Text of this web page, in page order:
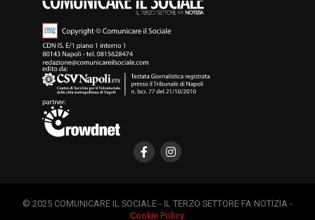
© 2025 COMUNICARE IL SOCIALE - IL TERZO SETTORE FA NOTIZIA -
Cookie Policy